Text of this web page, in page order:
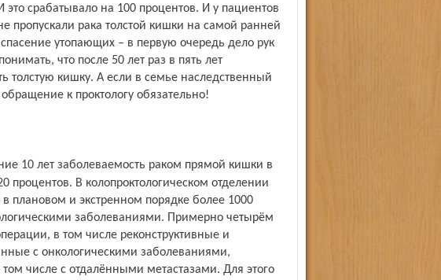
это срабатывало на 100 процентов. И у пациентов
пропускали рака толстой кишки на самой ранней
утопающих – в первую очередь дело рук
что после 50 лет раз в пять лет
толстую кишку. А если в семье наследственный
к проктологу обязательно!
процентов. В колопрок­тологическом отделении
плановом и экстренном порядке более 1000
заболеваниями. Примерно четырём
в том числе реконструктивные и
с онкологическими заболеваниями,
числе с отдалёнными метастазами. Для этого